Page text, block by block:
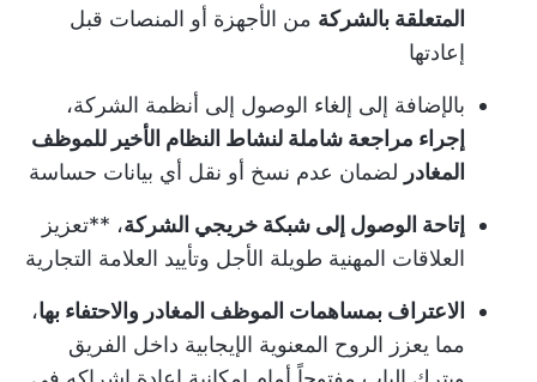
المتعلقة بالشركة من الأجهزة أو المنصات قبل
إعادتها
بالإضافة إلى إلغاء الوصول إلى أنظمة الشركة،
إجراء مراجعة شاملة لنشاط النظام الأخير للموظف
المغادر لضمان عدم نسخ أو نقل أي بيانات حساسة
إتاحة الوصول إلى شبكة خريجي الشركة، **تعزيز
العلاقات المهنية طويلة الأجل وتأييد العلامة التجارية
الاعتراف بمساهمات الموظف المغادر والاحتفاء بها،
مما يعزز الروح المعنوية الإيجابية داخل الفريق